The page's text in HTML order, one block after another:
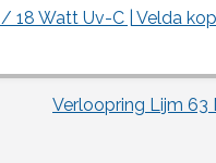
/ 18 Watt Uv-C | Velda
Verloopring Lijm 63